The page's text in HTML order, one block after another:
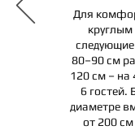
Для
круглым
80–90 см
120 см – на
6 гостей.
диаметре
от 200 см